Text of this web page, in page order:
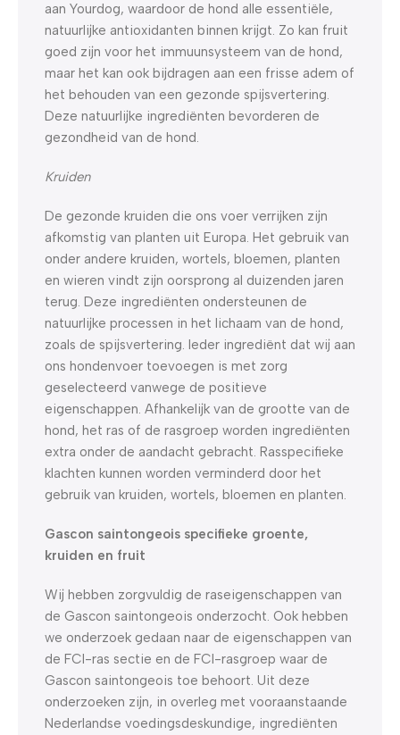
aan Yourdog, waardoor de hond alle essentiële,
natuurlijke antioxidanten binnen krijgt. Zo kan fruit
goed zijn voor het immuunsysteem van de hond,
maar het kan ook bijdragen aan een frisse adem of
het behouden van een gezonde spijsvertering.
Deze natuurlijke ingrediënten bevorderen de
gezondheid van de hond.
Kruiden
De gezonde kruiden die ons voer verrijken zijn
afkomstig van planten uit Europa. Het gebruik van
onder andere kruiden, wortels, bloemen, planten
en wieren vindt zijn oorsprong al duizenden jaren
terug. Deze ingrediënten ondersteunen de
natuurlijke processen in het lichaam van de hond,
zoals de spijsvertering. Ieder ingrediënt dat wij aan
ons hondenvoer toevoegen is met zorg
geselecteerd vanwege de positieve
eigenschappen. Afhankelijk van de grootte van de
hond, het ras of de rasgroep worden ingrediënten
extra onder de aandacht gebracht. Rasspecifieke
klachten kunnen worden verminderd door het
gebruik van kruiden, wortels, bloemen en planten.
Gascon saintongeois specifieke groente,
kruiden en fruit
Wij hebben zorgvuldig de raseigenschappen van
de Gascon saintongeois onderzocht. Ook hebben
we onderzoek gedaan naar de eigenschappen van
de FCI-ras sectie en de FCI-rasgroep waar de
Gascon saintongeois toe behoort. Uit deze
onderzoeken zijn, in overleg met vooraanstaande
Nederlandse voedingsdeskundige, ingrediënten